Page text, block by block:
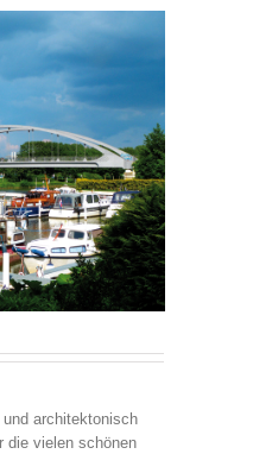
architektonisch
die vielen schönen